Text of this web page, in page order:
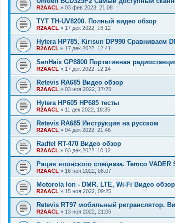
R2AACL » 03 фев 2023, 21:08
TYT TH-UV8200. Полный видео обзор
R2AACL » 17 дек 2022, 16:12
Hytera HP785, Kirisun DP990 Сравниваем
R2AACL » 17 дек 2022, 12:41
SenHaix GP8800 Портативная
R2AACL » 17 дек 2022, 12:14
Retevis RA685 Видео обзор
R2AACL » 03 ноя 2022, 17:25
Hytera HP605 HP685 тесты
R2AACL » 11 дек 2022, 18:35
Retevis RA685 Инструкция на русском
R2AACL » 04 дек 2022, 21:46
Radtel RT-470 Видео обзор
R2AACL » 03 дек 2022, 10:12
Рация японского спецназа. Temco VADER
R2AACL » 16 ноя 2022, 08:07
Motorola Ion - DMR, LTE, Wi-Fi Видео обзор
R2AACL » 15 ноя 2022, 09:25
Retevis RT97 мобильный ретранслятор.
R2AACL » 13 ноя 2022, 21:06